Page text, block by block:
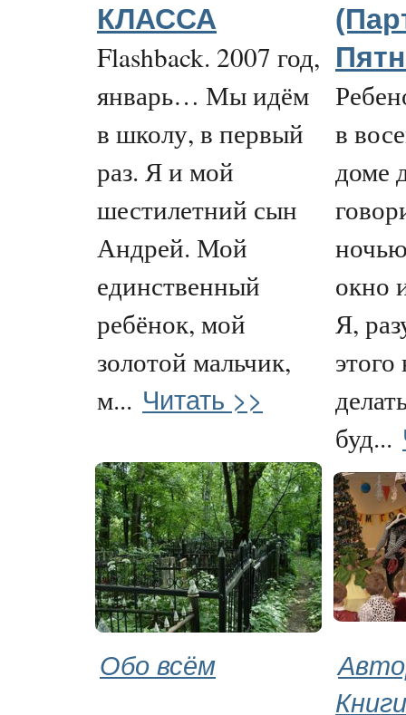
КЛАССА
Flashback. 2007 год,
январь… Мы идём
в школу, в первый
раз. Я и мой
шестилетний сын
Андрей. Мой
единственный
ребёнок, мой
золотой мальчик,
м... Читать >>
в
доме
окно
Я,
буд...
Обо всём
Книги